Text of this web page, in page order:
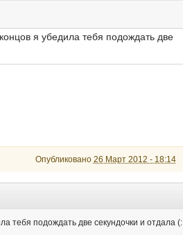
я убедила тебя подождать две
Опубликовано 26 Март 2012 - 18:14
тебя подождать две секундочки и отдала (: